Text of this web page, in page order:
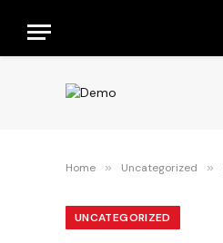
Home » Uncategorized »
UNCATEGORIZED